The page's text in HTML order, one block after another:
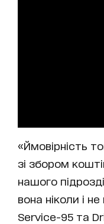
«Ймовірність
зі збором
нашого
вона ніколи і
Service-95 та